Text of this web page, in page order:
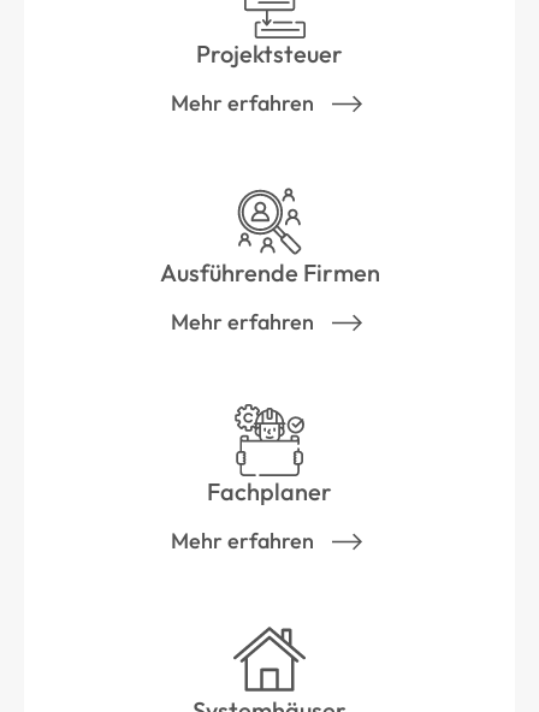
Projektsteuer
Mehr erfahren
Ausführende Firmen
Mehr erfahren
Fachplaner
Mehr erfahren